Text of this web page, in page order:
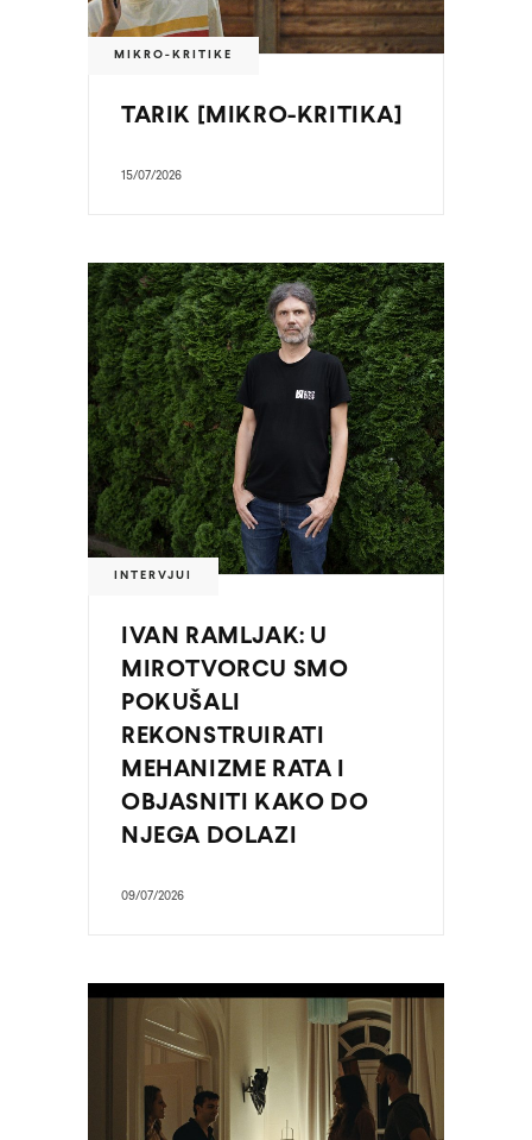
MIKRO-KRITIKE
TARIK [MIKRO-KRITIKA]
15/07/2026
INTERVJUI
IVAN RAMLJAK: U
MIROTVORCU SMO
POKUŠALI
REKONSTRUIRATI
MEHANIZME RATA I
OBJASNITI KAKO DO
NJEGA DOLAZI
09/07/2026